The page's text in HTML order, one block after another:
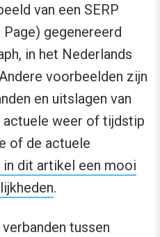
van een SERP
gegenereerd
in het Nederlands
voorbeelden zijn
en uitslagen van
weer of tijdstip
of de actuele
dit artikel een mooi
.
tussen